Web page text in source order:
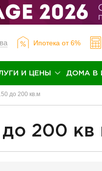
Ипотека от 6%
И ЦЕНЫ ДОМА В
до 200 кв.м
200 кв